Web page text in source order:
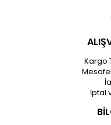
Kargo
İptal